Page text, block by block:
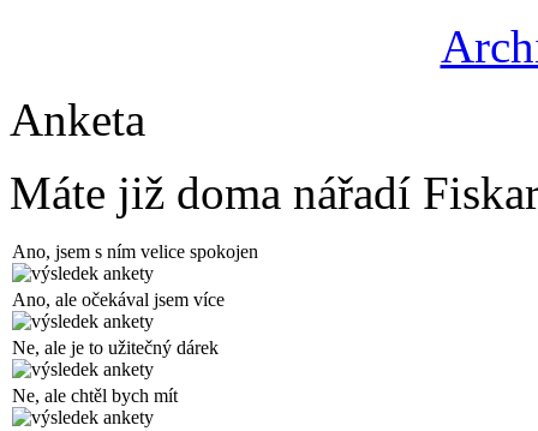
Anketa
Máte již doma nářadí
Ano, jsem s ním velice spokojen
Ano, ale očekával jsem více
Ne, ale je to užitečný dárek
Ne, ale chtěl bych mít